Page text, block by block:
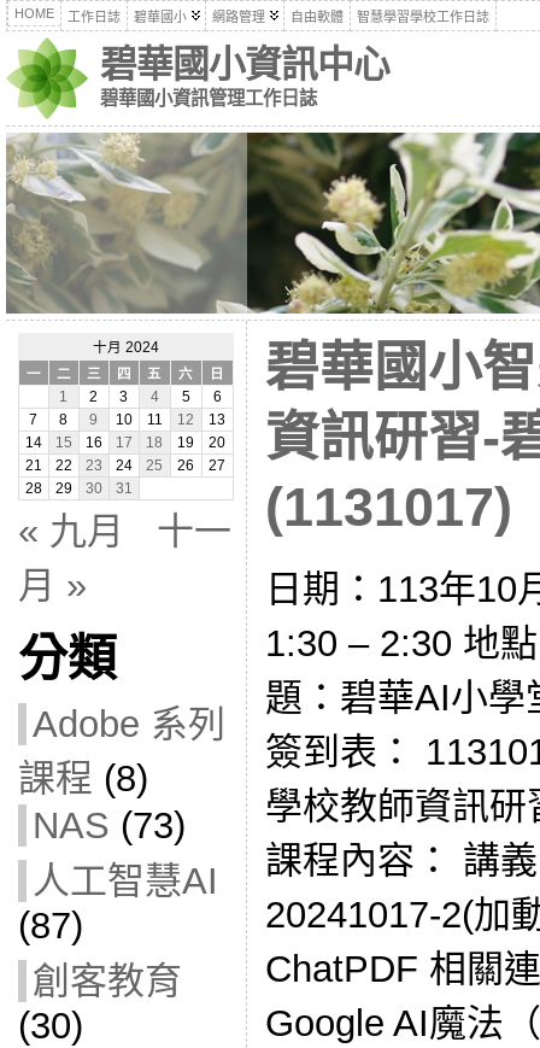
HOME 工作日誌 碧華國小 網路管理 自由軟體 智慧學習學校工作日誌
碧華國小資訊中心
碧華國小資訊管理工作日誌
十月 2024
一
二 三 四 五 六
日
1
2 3 4 5
6
7
8 9 10 11 12
13
14
15 16 17 18 19
20
21
22 23 24 25 26
27
28
29 30 31
« 九月
十一
月 »
分類
Adobe 系列
課程 (8)
NAS (73)
人工智慧AI
(87)
創客教育
(30)
碧華國小
資訊研習-
(1131017)
日期：113年10
1:30 – 2:30 地
題：碧華AI小學
簽到表：
學校教師資訊
課程內容： 講
20241017-2(加
ChatPDF 相關
Google AI魔法